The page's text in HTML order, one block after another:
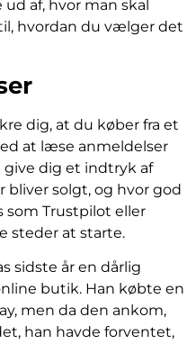
af, hvor man skal
hvordan du vælger det
dig, at du køber fra et
at læse anmeldelser
give dig et indtryk af
bliver solgt, og hvor god
som Trustpilot eller
steder at starte.
sidste år en dårlig
butik. Han købte en
men da den ankom,
han havde forventet,